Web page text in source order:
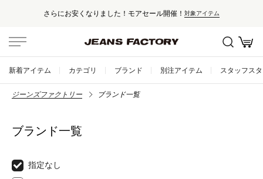
さらにお安くなりました！モアセール開催！ 対象アイテム
新着アイテム カテゴリ ブランド 別注アイテム スタッフス
ジーンズファクトリー ブランド一覧
ブランド一覧
指定なし